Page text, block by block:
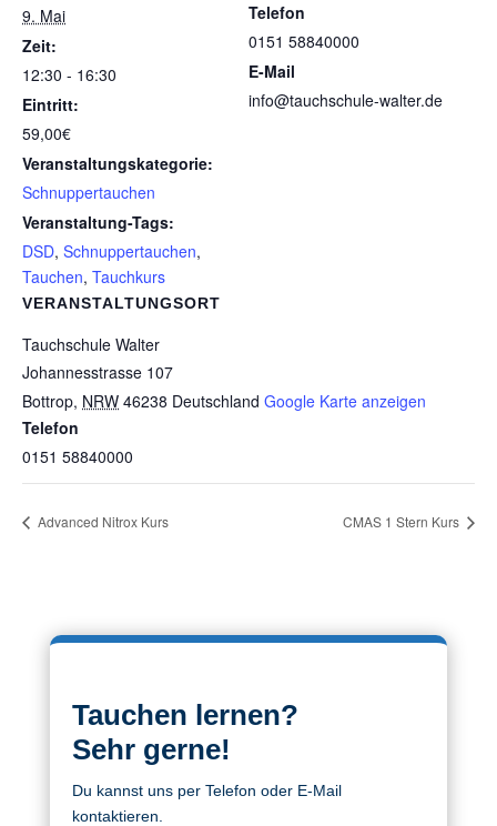
9. Mai
Zeit:
12:30 - 16:30
Eintritt:
59,00€
Veranstaltungskategorie:
Schnuppertauchen
Veranstaltung-Tags:
DSD, Schnuppertauchen,
Tauchen, Tauchkurs
VERANSTALTUNGSORT
Tauchschule Walter
Johannesstrasse 107
Bottrop, NRW 46238 Deutschland Google Karte anzeigen
Telefon
0151 58840000
Telefon
0151 58840000
E-Mail
info@tauchschule-walter.de
Advanced Nitrox Kurs CMAS 1 Stern Kurs
Tauchen lernen?
Sehr gerne!
Du kannst uns per Telefon oder E-Mail
kontaktieren.